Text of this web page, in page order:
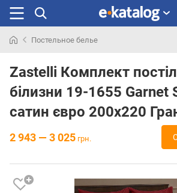
раньше
Постельное белье
Zastelli Комплект
білизни 19-1655 Garnet
сатин євро 200х220
2 943 — 3 025 грн.